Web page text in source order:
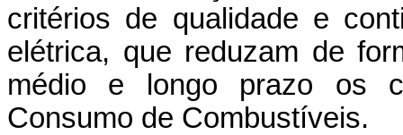
critérios de qualidade e
elétrica, que reduzam de
médio e longo prazo os
Consumo de Combustíveis.